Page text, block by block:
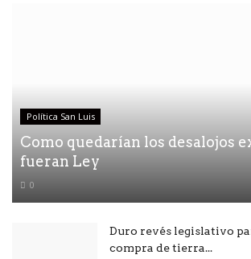
Política San Luis
Como quedarían los desalojos
fueran Ley
0
Duro revés legislativo
compra de tierra...